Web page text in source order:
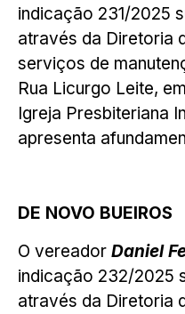
indicação 231/2025
através da Diretoria
serviços de
Rua Licurgo Leite,
Igreja Presbiteriana
apresenta
DE NOVO BUEIROS
O vereador Daniel
indicação 232/2025
através da Diretoria